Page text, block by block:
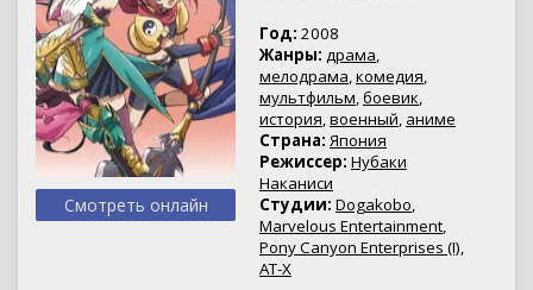
Смотреть онлайн
Год: 2008
Жанры: драма,
мелодрама,комедия,
мультфильм,боевик,
история,военный, аниме
Страна: Япония
Режиссер: Нубаки
Наканиси
Студии: Dogakobo,
Marvelous Entertainment,
Pony Canyon Enterprises (I),
AT-X